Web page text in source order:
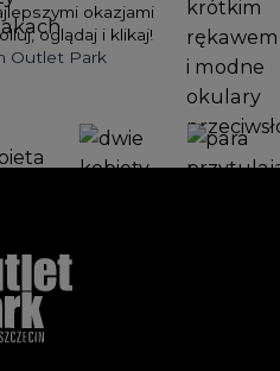
okazjami
oglądaj i klikaj!
Outlet Park